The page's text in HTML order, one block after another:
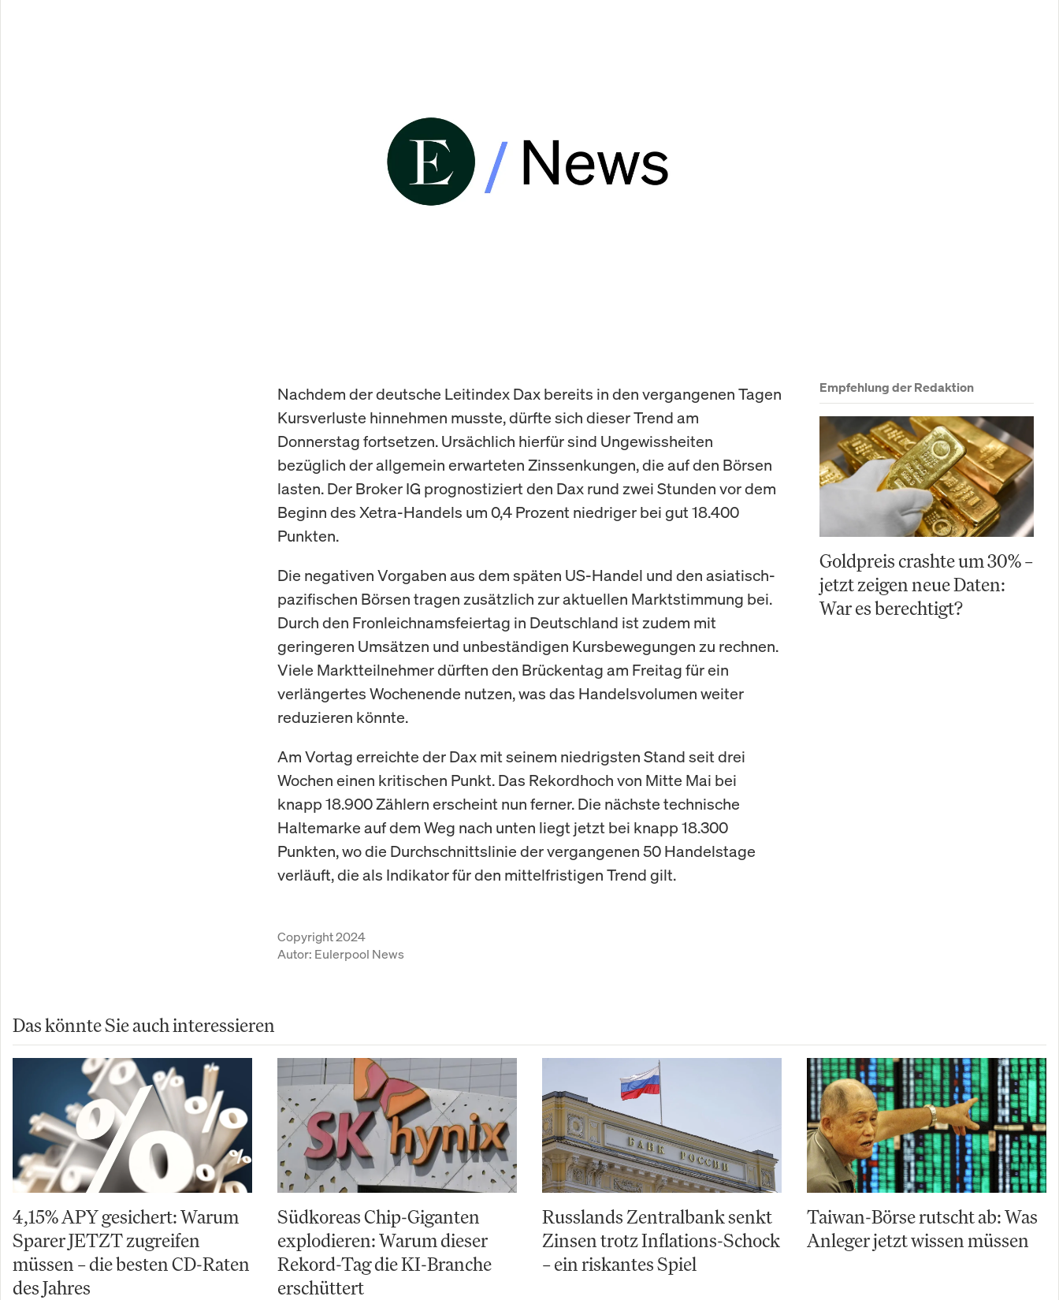
Nachdem der deutsche Leitindex Dax bereits in den vergangenen Tagen
Kursverluste hinnehmen musste, dürfte sich dieser Trend am
Donnerstag fortsetzen. Ursächlich hierfür sind Ungewissheiten
bezüglich der allgemein erwarteten Zinssenkungen, die auf den Börsen
lasten. Der Broker IG prognostiziert den Dax rund zwei Stunden vor dem
Beginn des Xetra-Handels um 0,4 Prozent niedriger bei gut 18.400
Punkten.
Die negativen Vorgaben aus dem späten US-Handel und den asiatisch-
pazifischen Börsen tragen zusätzlich zur aktuellen Marktstimmung bei.
Durch den Fronleichnamsfeiertag in Deutschland ist zudem mit
geringeren Umsätzen und unbeständigen Kursbewegungen zu rechnen.
Viele Marktteilnehmer dürften den Brückentag am Freitag für ein
verlängertes Wochenende nutzen, was das Handelsvolumen weiter
reduzieren könnte.
Am Vortag erreichte der Dax mit seinem niedrigsten Stand seit drei
Wochen einen kritischen Punkt. Das Rekordhoch von Mitte Mai bei
knapp 18.900 Zählern erscheint nun ferner. Die nächste technische
Haltemarke auf dem Weg nach unten liegt jetzt bei knapp 18.300
Punkten, wo die Durchschnittslinie der vergangenen 50 Handelstage
verläuft, die als Indikator für den mittelfristigen Trend gilt.
Copyright 2024
Autor: Eulerpool News
Empfehlung der Redaktion
Goldpreis crashte um 30% –
jetzt zeigen neue Daten:
War es berechtigt?
Das könnte Sie auch interessieren
4,15% APY gesichert: Warum
Sparer JETZT zugreifen
müssen – die besten CD-Raten
des Jahres
Südkoreas Chip-Giganten
explodieren: Warum dieser
Rekord-Tag die KI-Branche
erschüttert
Russlands Zentralbank senkt
Zinsen trotz Inflations-Schock
– ein riskantes Spiel
Taiwan-Börse rutscht ab: Was
Anleger jetzt wissen müssen